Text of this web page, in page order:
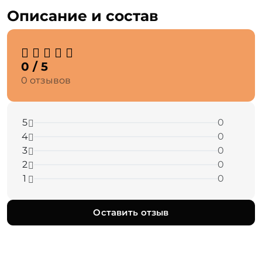
Описание и состав
0 / 5
0 отзывов
5
0
4
0
3
0
2
0
1
0
Оставить отзыв